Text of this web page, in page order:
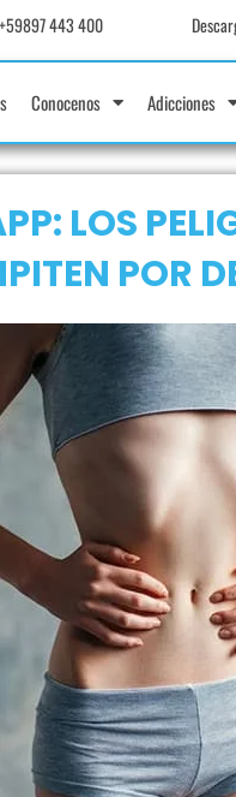
+59897 443 400
Conocenos Adicciones
LOS
POR